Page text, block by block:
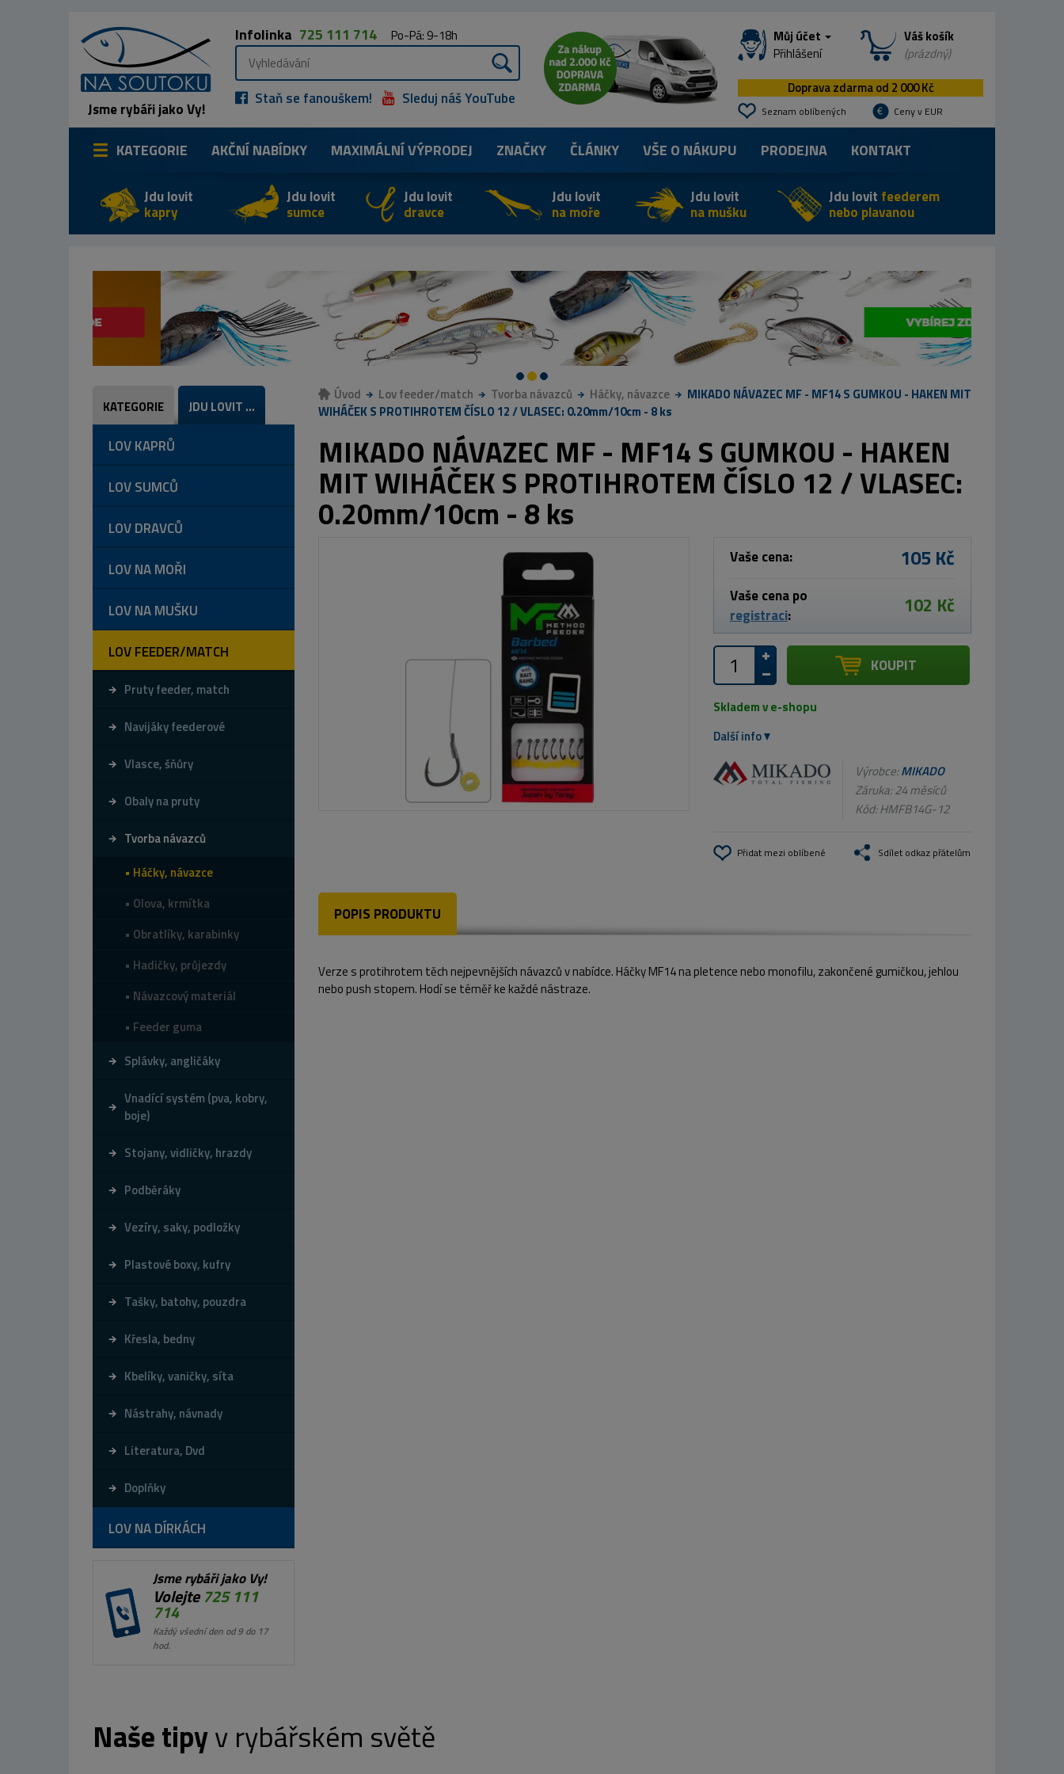
Jsme rybáři jako Vy!
Infolinka 725 111 714 Po-Pá: 9-18h
Staň se fanouškem! Sleduj náš YouTube
Můj účet
Přihlášení
Váš košík
(prázdný)
Doprava zdarma od 2 000 Kč
Seznam oblíbených Ceny v EUR
KATEGORIE AKČNÍ NABÍDKY MAXIMÁLNÍVÝPRODEJ ZNAČKY ČLÁNKY VŠE O NÁKUPU PRODEJNA KONTAKT
Jdu lovit
kapry
Jdu lovit
sumce
Jdu lovit
dravce
Jdu lovit
na moře
Jdu lovit
na mušku
Jdu lovit feederem
nebo plavanou
KATEGORIE JDU LOVIT ...
LOV KAPRŮ
LOV SUMCŮ
LOV DRAVCŮ
LOV NA MOŘI
LOV NA MUŠKU
LOV FEEDER/MATCH
Pruty feeder, match
Navijáky feederové
Vlasce, šňůry
Obaly na pruty
Tvorba návazců
Háčky, návazce
Olova, krmítka
Obratlíky, karabinky
Hadičky, průjezdy
Návazcový materiál
Feeder guma
Splávky, angličáky
Vnadící systém (pva, kobry,
boje)
Stojany, vidličky, hrazdy
Podběráky
Vezíry, saky, podložky
Plastové boxy, kufry
Tašky, batohy, pouzdra
Křesla, bedny
Kbelíky, vaničky, síta
Nástrahy, návnady
Literatura, Dvd
Doplňky
LOV NA DÍRKÁCH
Jsme rybáři jako Vy!
Volejte725 111
714
Každý všední den od 9 do 17
hod.
Úvod Lov feeder/match Tvorba návazců Háčky, návazce
MIKADO NÁVAZEC MF - MF14 S GUMKOU - HAKEN MIT
WIHÁČEK S PROTIHROTEM ČÍSLO 12 / VLASEC: 0.20mm/10cm - 8 ks
MIKADO NÁVAZEC MF - MF14 S GUMKOU - HAKEN
MIT WIHÁČEK S PROTIHROTEM ČÍSLO 12 / VLASEC:
0.20mm/10cm - 8 ks
Vaše cena: 105 Kč
Vaše cena po
registraci: 102 Kč
KOUPIT
Skladem v e-shopu
Další info
Výrobce:MIKADO
Záruka: 24 měsíců
Kód:HMFB14G-12
Přidat mezi oblíbené Sdílet odkaz přátelům
POPIS PRODUKTU
Verze s protihrotem těch nejpevnějších návazců v nabídce. Háčky MF14 na pletence nebo monofilu, zakončené gumičkou, jehlou
nebo push stopem. Hodí se téměř ke každé nástraze.
Naše tipyv rybářském světě